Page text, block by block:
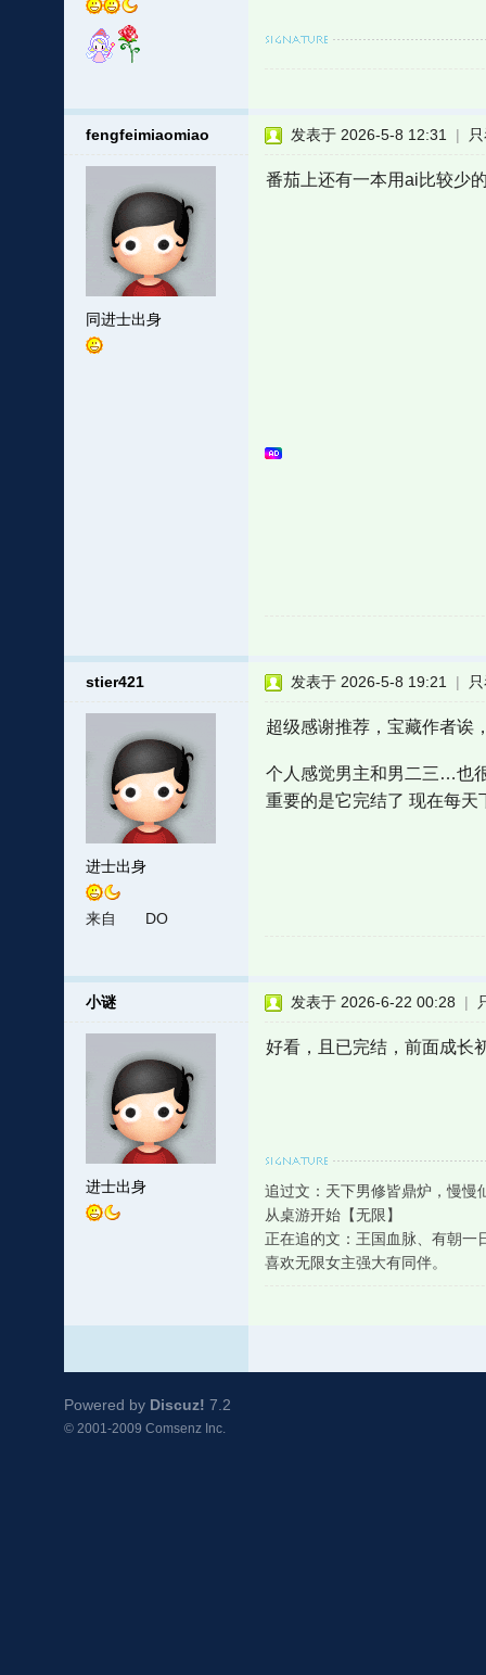
fengfeimiaomiao
同进士出身
发表于 2026-5-8 12:31 |
番茄上还有一本用ai比较少
stier421
进士出身
来自 DO
发表于 2026-5-8 19:21 |
超级感谢推荐，宝藏作者诶
个人感觉男主和男二三…也
重要的是它完结了 现在每天
小谜
进士出身
发表于 2026-6-22 00:28 |
好看，且已完结，前面成长
追过文：天下男修皆鼎炉，慢慢
从桌游开始【无限】
正在追的文：王国血脉、有朝一
喜欢无限女主强大有同伴。
Powered by Discuz! 7.2
© 2001-2009 Comsenz Inc.